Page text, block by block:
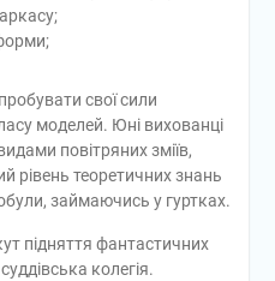
свої сили
моделей. Юні вихованці
повітряних зміїв,
рівень теоретичних знань
займаючись у гуртках.
підняття фантастичних
колегія.